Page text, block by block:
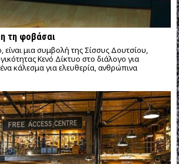
τη φοβάσαι
μια συμβολή της Σίσσυς Δουτσίου,
Κενό Δίκτυο στο διάλογο για
κάλεσμα για ελευθερία, ανθρώπινα